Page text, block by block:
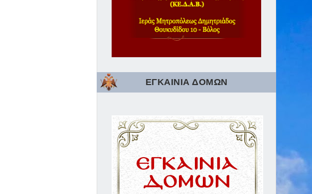
ΕΓΚΑΙΝΙΑ ΔΟΜΩΝ